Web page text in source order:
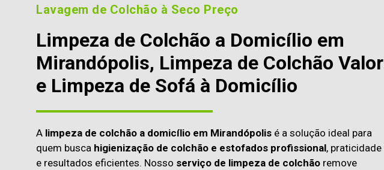
Lavagem de Colchão à Seco Preço
Limpeza de Colchão a Domicílio em
Mirandópolis, Limpeza de Colchão Valor
e Limpeza de Sofá à Domicílio
A limpeza de colchão a domicílio em Mirandópolis é a solução ideal para
quem busca higienização de colchão e estofados profissional, praticidade
e resultados eficientes. Nosso serviço de limpeza de colchão remove